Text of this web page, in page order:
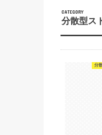
分散型ス
分